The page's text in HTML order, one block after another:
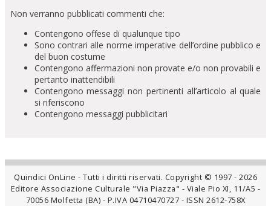
Non verranno pubblicati commenti che:
Contengono offese di qualunque tipo
Sono contrari alle norme imperative dell’ordine pubblico e
del buon costume
Contengono affermazioni non provate e/o non provabili e
pertanto inattendibili
Contengono messaggi non pertinenti all’articolo al quale
si riferiscono
Contengono messaggi pubblicitari
Quindici OnLine - Tutti i diritti riservati. Copyright © 1997 - 2026
Editore Associazione Culturale "Via Piazza" - Viale Pio XI, 11/A5 -
70056 Molfetta (BA) - P.IVA 04710470727 - ISSN 2612-758X